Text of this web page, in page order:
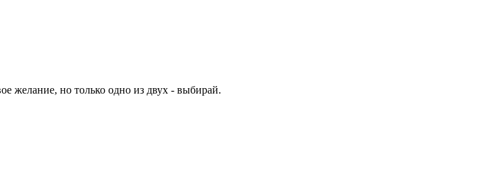
желание, но только одно из двух - выбирай.